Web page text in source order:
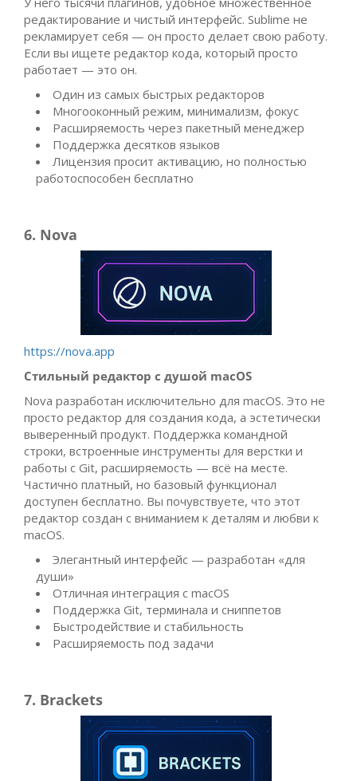
редактирование и чистый интерфейс. Sublime не
рекламирует себя — он просто делает свою работу.
Если вы ищете редактор кода, который просто
работает — это он.
Один из самых быстрых редакторов
Многооконный режим, минимализм, фокус
Расширяемость через пакетный менеджер
Поддержка десятков языков
Лицензия просит активацию, но полностью
работоспособен бесплатно
6. Nova
https://nova.app
Стильный редактор с душой macOS
Nova разработан исключительно для macOS. Это не
просто редактор для создания кода, а эстетически
выверенный продукт. Поддержка командной
строки, встроенные инструменты для верстки и
работы с Git, расширяемость — всё на месте.
Частично платный, но базовый функционал
доступен бесплатно. Вы почувствуете, что этот
редактор создан с вниманием к деталям и любви к
macOS.
Элегантный интерфейс — разработан «для
души»
Отличная интеграция с macOS
Поддержка Git, терминала и сниппетов
Быстродействие и стабильность
Расширяемость под задачи
7. Brackets